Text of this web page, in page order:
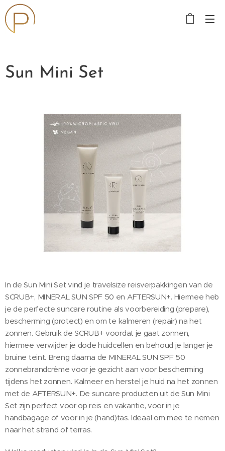
Sun Mini Set
In de Sun Mini Set vind je travelsize reisverpakkingen van de
SCRUB+, MINERAL SUN SPF 50 en AFTERSUN+. Hiermee heb
je de perfecte suncare routine als voorbereiding (prepare),
bescherming (protect) en om te kalmeren (repair) na het
zonnen. Gebruik de SCRUB+ voordat je gaat zonnen,
hiermee verwijder je dode huidcellen en behoud je langer je
bruine teint. Breng daarna de MINERAL SUN SPF 50
zonnebrandcrème voor je gezicht aan voor bescherming
tijdens het zonnen. Kalmeer en herstel je huid na het zonnen
met de AFTERSUN+. De suncare producten uit de Sun Mini
Set zijn perfect voor op reis en vakantie, voor in je
handbagage of voor in je (hand)tas. Ideaal om mee te nemen
naar het strand of terras.